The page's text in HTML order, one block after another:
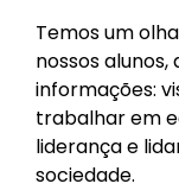
Temos um
nossos
informações:
trabalhar em
liderança e
sociedade.